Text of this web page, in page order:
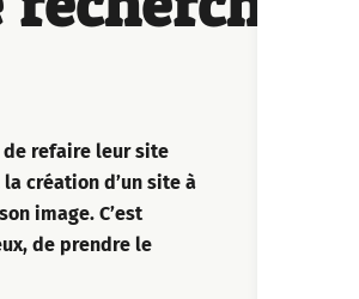
de refaire leur site
création d’un site à
image. C’est
de prendre le